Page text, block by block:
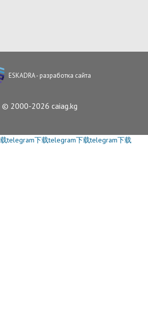
ESKADRA - разработка сайта
© 2000-2026 caiag.kg
telegram下载telegram下载telegram下载